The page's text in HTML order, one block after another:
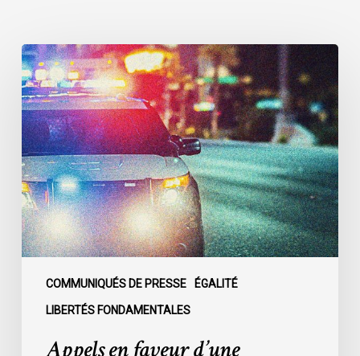
COMMUNIQUÉS DE PRESSE ÉGALITÉ
LIBERTÉS FONDAMENTALES
Appels
en
faveur
d’une
commission
d’enquête
publique
sur
le
racisme
policier
SPVMAppels en faveur d’une